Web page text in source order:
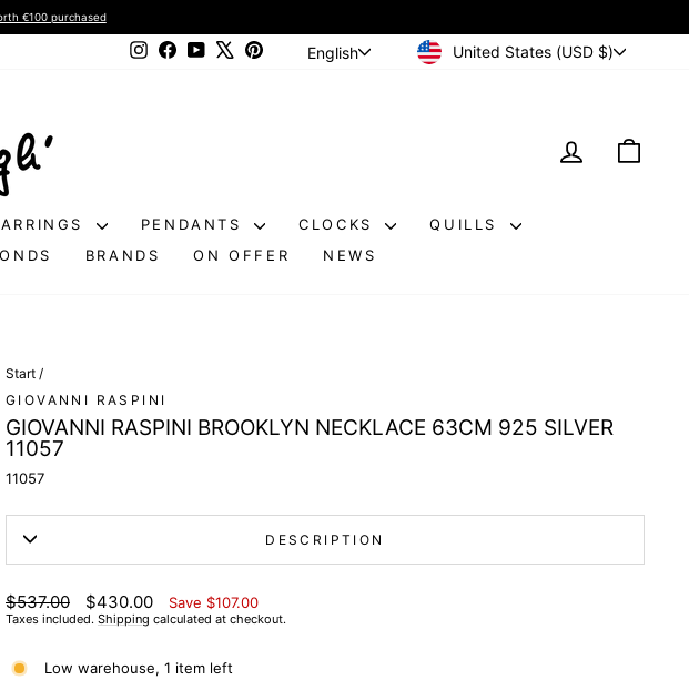
€100 purchased
InstagramFacebookYouTube PinterestLANGUAGE
English CURRENCY
United States (USD $)
LOG IN
PENDANTS CLOCKS
QUILLS
BRANDS ON OFFER NEWS
Start /
GIOVANNI RASPINI
GIOVANNI RASPINI BROOKLYN NECKLACE 63CM 925 SILVER
11057
11057
DESCRIPTION
List
price
$537.00
Discounted
price
$430.00 Save $107.00
Taxes included. Shipping calculated at checkout.
Low warehouse, 1 item left